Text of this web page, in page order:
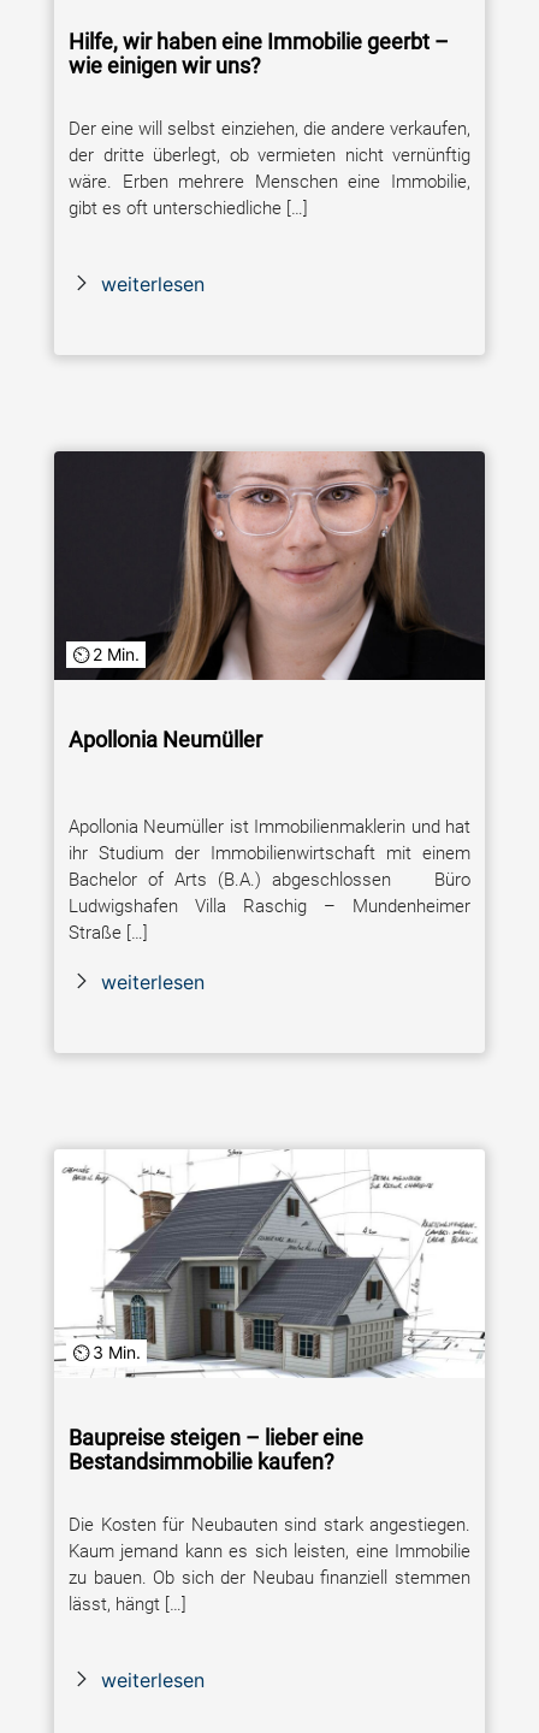
Hilfe, wir haben eine Immobilie geerbt –
wie einigen wir uns?
Der eine will selbst einziehen, die andere verkaufen,
der dritte überlegt, ob vermieten nicht vernünftig
wäre. Erben mehrere Menschen eine Immobilie,
gibt es oft unterschiedliche […]
weiterlesen
2 Min.
Apollonia Neumüller
Apollonia Neumüller ist Immobilienmaklerin und hat
ihr Studium der Immobilienwirtschaft mit einem
Bachelor of Arts (B.A.) abgeschlossen Büro
Ludwigshafen Villa Raschig – Mundenheimer
Straße […]
weiterlesen
3 Min.
Baupreise steigen – lieber eine
Bestandsimmobilie kaufen?
Die Kosten für Neubauten sind stark angestiegen.
Kaum jemand kann es sich leisten, eine Immobilie
zu bauen. Ob sich der Neubau finanziell stemmen
lässt, hängt […]
weiterlesen